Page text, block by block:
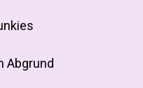
Abgrund